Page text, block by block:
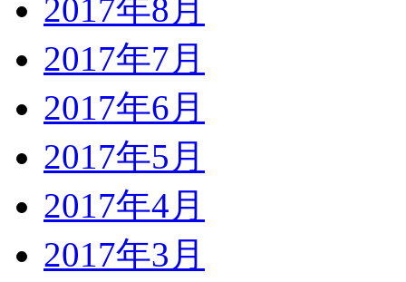
2017年8月
2017年7月
2017年6月
2017年5月
2017年4月
2017年3月